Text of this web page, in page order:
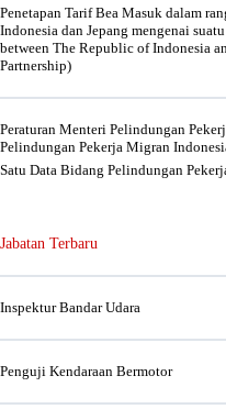
Penetapan Tarif Bea Masuk dalam
Indonesia dan Jepang mengenai
between The Republic of Indonesia
Partnership)
Peraturan Menteri Pelindungan
Pelindungan Pekerja Migran
Satu Data Bidang Pelindungan
Jabatan Terbaru
Inspektur Bandar Udara
Penguji Kendaraan Bermotor